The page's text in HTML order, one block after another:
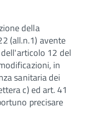
della
(all.n.1) avente
12 del
in
sanitaria dei
c) ed art. 41
precisare